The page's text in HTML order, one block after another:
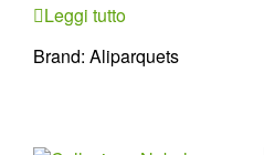
Leggi tutto
Brand: Aliparquets